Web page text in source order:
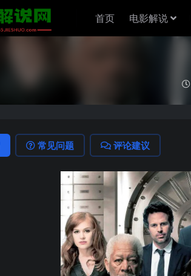
首页 电影解说
常见问题 评论建议